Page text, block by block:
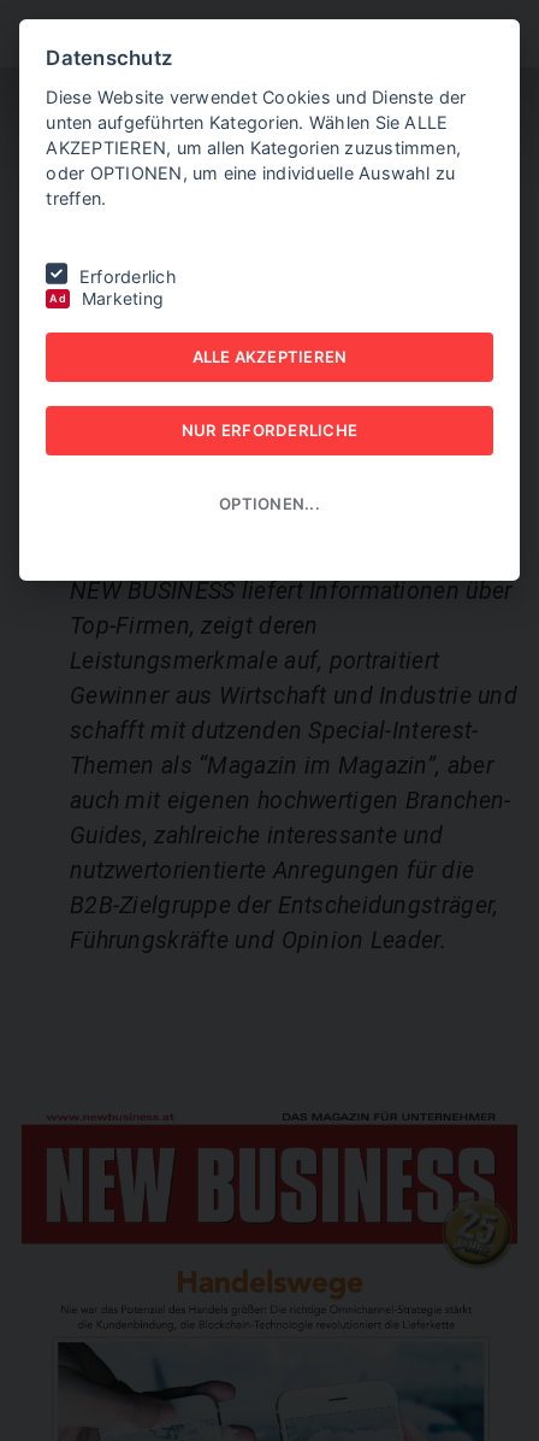
2018
NEW BUSINESS - NR. 6,
JULI/AUGUST 2018
NEW BUSINESS liefert Informationen über
Top-Firmen, zeigt deren
Leistungsmerkmale auf, portraitiert
Gewinner aus Wirtschaft und Industrie und
schafft mit dutzenden Special-Interest-
Themen als “Magazin im Magazin”, aber
auch mit eigenen hochwertigen Branchen-
Guides, zahlreiche interessante und
nutzwertorientierte Anregungen für die
B2B-Zielgruppe der Entscheidungsträger,
Führungskräfte und Opinion Leader.
Datenschutz
Diese Website verwendet Cookies und Dienste der
unten aufgeführten Kategorien. Wählen Sie ALLE
AKZEPTIEREN, um allen Kategorien zuzustimmen,
oder OPTIONEN, um eine individuelle Auswahl zu
treffen.
Erforderlich
Ad Marketing
ALLE AKZEPTIEREN
NUR ERFORDERLICHE
OPTIONEN...